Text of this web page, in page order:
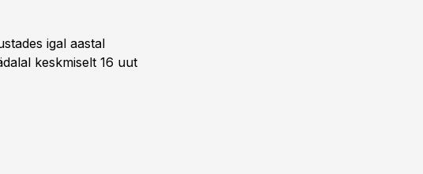
igal aastal
keskmiselt 16 uut